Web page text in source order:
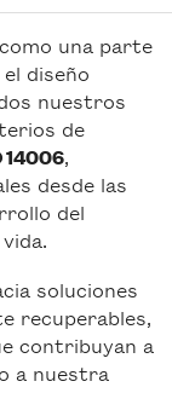
una parte
diseño
nuestros
de
14006,
desde las
del
soluciones
recuperables,
contribuyan a
a nuestra